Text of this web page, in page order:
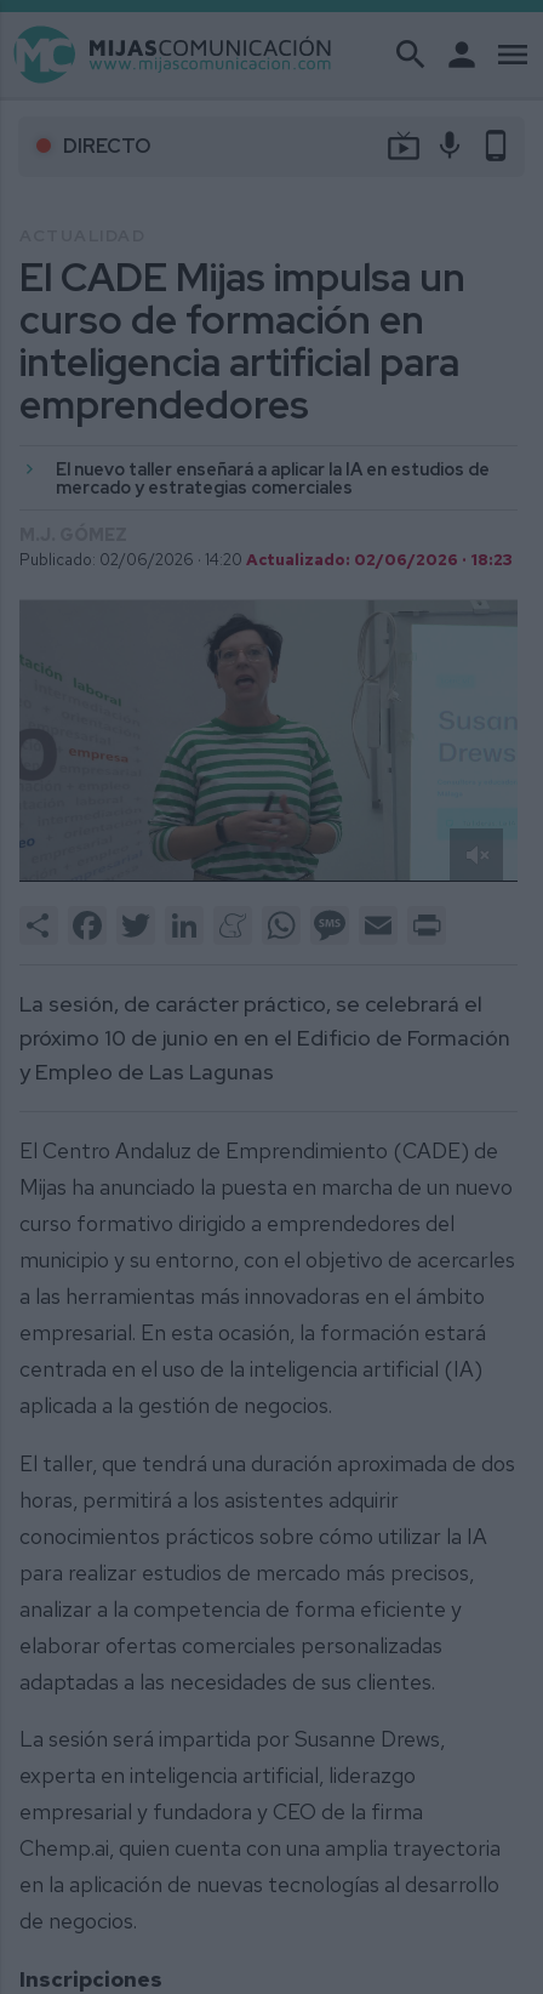
search person menu
DIRECTO live_tv mic phone_android
El CADE Mijas impulsa un
curso de formación en
inteligencia artificial para
emprendedores
El nuevo taller enseñará a aplicar la IA en estudios de
mercado y estrategias comerciales
Publicado: 02/06/2026 · 14:20 Actualizado: 02/06/2026 · 18:23
40
Share FacebookTwitter LinkedInMeneameWhatsAppMessage
Email
La sesión, de carácter práctico, se celebrará el
próximo 10 de junio en en el Edificio de Formación
y Empleo de Las Lagunas
El Centro Andaluz de Emprendimiento (CADE) de
Mijas ha anunciado la puesta en marcha de un nuevo
curso formativo dirigido a emprendedores del
municipio y su entorno, con el objetivo de acercarles
a las herramientas más innovadoras en el ámbito
empresarial. En esta ocasión, la formación estará
centrada en el uso de la inteligencia artificial (IA)
aplicada a la gestión de negocios.
El taller, que tendrá una duración aproximada de dos
horas, permitirá a los asistentes adquirir
conocimientos prácticos sobre cómo utilizar la IA
para realizar estudios de mercado más precisos,
analizar a la competencia de forma eficiente y
elaborar ofertas comerciales personalizadas
adaptadas a las necesidades de sus clientes.
La sesión será impartida por Susanne Drews,
experta en inteligencia artificial, liderazgo
empresarial y fundadora y CEO de la firma
Chemp.ai, quien cuenta con una amplia trayectoria
en la aplicación de nuevas tecnologías al desarrollo
de negocios.
Inscripciones